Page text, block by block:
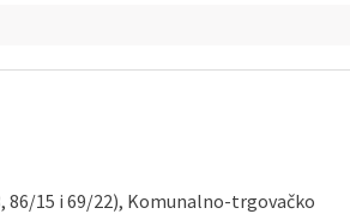
86/15 i 69/22), Komunalno-trgovačko